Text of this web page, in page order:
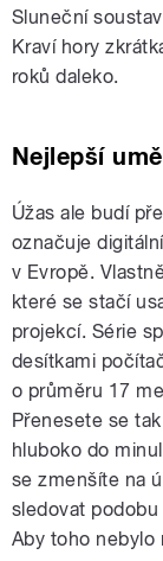
Sluneční
Kraví hory
roků daleko.
Nejlepší
Úžas ale budí
označuje
v Evropě.
které se stačí
projekcí. Série
desítkami
o průměru 17
Přenesete se
hluboko do
se zmenšíte na
sledovat
Aby toho nebylo